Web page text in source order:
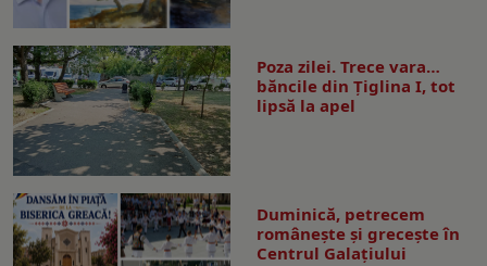
Poza zilei. Trece vara…
băncile din Ţiglina I, tot
lipsă la apel
Duminică, petrecem
româneşte şi greceşte în
Centrul Galaţiului